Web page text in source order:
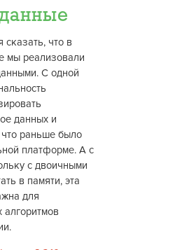
сказать, что в
мы реализовали
С одной
данных и
раньше было
платформе. А с
с двоичными
в памяти, эта
для